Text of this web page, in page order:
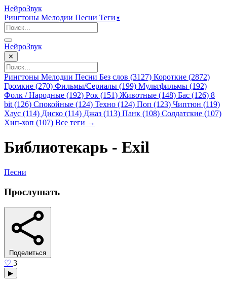
НейроЗвук
Рингтоны Мелодии Песни Теги ▾
НейроЗвук
✕
Рингтоны Мелодии Песни Без слов (3127) Короткие (2872)
Громкие (270) Фильмы/Сериалы (199) Мультфильмы (192)
Фолк / Народные (192) Рок (151) Животные (148) Бас (126) 8
bit (126) Спокойные (124) Техно (124) Поп (123) Чиптюн (119)
Хаус (114) Диско (114) Джаз (113) Панк (108) Солдатские (107)
Хип-хоп (107) Все теги →
Библиотекарь - Exil
Песни
Прослушать
Поделиться
♡ 3
▶